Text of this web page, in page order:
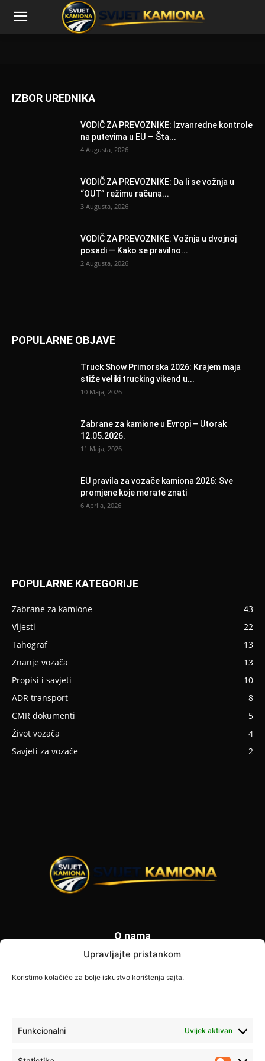
Upravljajte pristankom
Koristimo kolačiće za bolje iskustvo korištenja sajta.
Funkcionalni Uvijek aktivan
IZBOR UREDNIKA
VODIČ ZA PREVOZNIKE: Izvanredne kontrole
na putevima u EU — Šta...
4 Augusta, 2026
VODIČ ZA PREVOZNIKE: Da li se vožnja u
“OUT” režimu računa...
3 Augusta, 2026
VODIČ ZA PREVOZNIKE: Vožnja u dvojnoj
posadi — Kako se pravilno...
2 Augusta, 2026
POPULARNE OBJAVE
Truck Show Primorska 2026: Krajem maja
stiže veliki trucking vikend u...
10 Maja, 2026
Zabrane za kamione u Evropi – Utorak
12.05.2026.
11 Maja, 2026
EU pravila za vozače kamiona 2026: Sve
promjene koje morate znati
6 Aprila, 2026
POPULARNE KATEGORIJE
Zabrane za kamione
43
Vijesti
22
Tahograf
13
Znanje vozača
13
Propisi i savjeti
10
ADR transport
8
CMR dokumenti
5
Život vozača
4
Savjeti za vozače
2
O nama
Svijet Kamiona je specijalizovani portal posvećen vozačima
kamiona i transportnoj industriji. Donosimo najnovije